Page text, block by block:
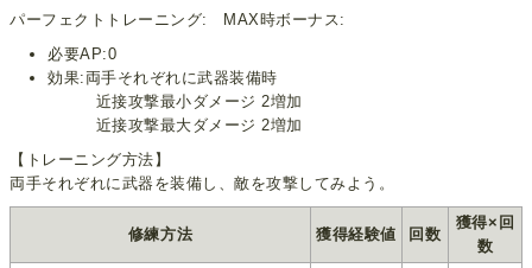
パーフェクトトレーニング: MAX時ボーナス:
必要AP:0
効果:両手それぞれに武器装備時
近接攻撃最小ダメージ 2増加
近接攻撃最大ダメージ 2増加
【トレーニング方法】
両手それぞれに武器を装備し、敵を攻撃してみよう。
修練方法 獲得経験値 回数
獲得×回
数